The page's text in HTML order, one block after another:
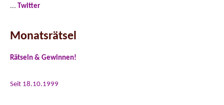
... Twitter
Monatsrätsel
Rätseln & Gewinnen!
Seit 18.10.1999